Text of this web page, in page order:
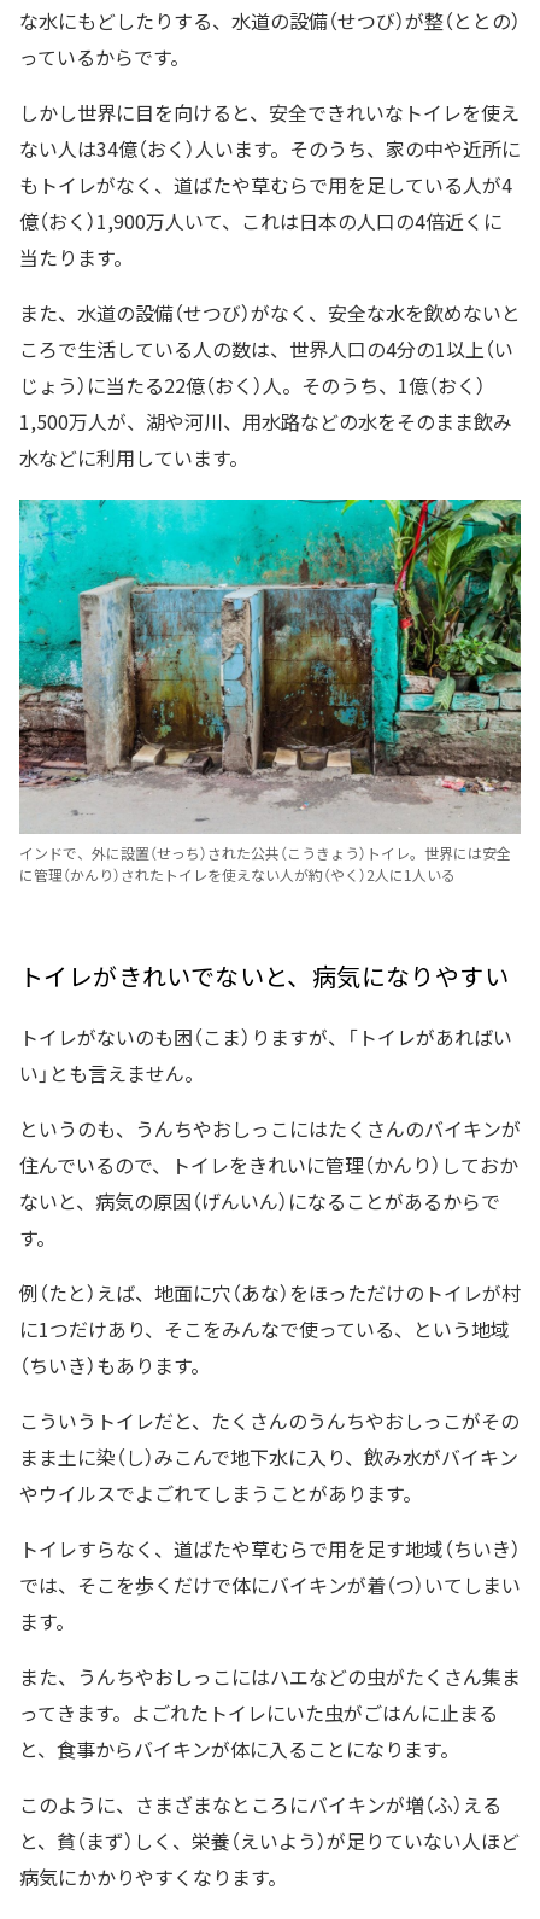
な水にもどしたりする、水道の設備（せつび）が整（ととの）
っているからです。
しかし世界に目を向けると、安全できれいなトイレを使え
ない人は34億（おく）人います。そのうち、家の中や近所に
もトイレがなく、道ばたや草むらで用を足している人が4
億（おく）1,900万人いて、これは日本の人口の4倍近くに
当たります。
また、水道の設備（せつび）がなく、安全な水を飲めないと
ころで生活している人の数は、世界人口の4分の1以上（い
じょう）に当たる22億（おく）人。そのうち、1億（おく）
1,500万人が、湖や河川、用水路などの水をそのまま飲み
水などに利用しています。
インドで、外に設置（せっち）された公共（こうきょう）トイレ。世界には安全
に管理（かんり）されたトイレを使えない人が約（やく）2人に1人いる
トイレがきれいでないと、病気になりやすい
トイレがないのも困（こま）りますが、「トイレがあればい
い」とも言えません。
というのも、うんちやおしっこにはたくさんのバイキンが
住んでいるので、トイレをきれいに管理（かんり）しておか
ないと、病気の原因（げんいん）になることがあるからで
す。
例（たと）えば、地面に穴（あな）をほっただけのトイレが村
に1つだけあり、そこをみんなで使っている、という地域
（ちいき）もあります。
こういうトイレだと、たくさんのうんちやおしっこがその
まま土に染（し）みこんで地下水に入り、飲み水がバイキン
やウイルスでよごれてしまうことがあります。
トイレすらなく、道ばたや草むらで用を足す地域（ちいき）
では、そこを歩くだけで体にバイキンが着（つ）いてしまい
ます。
また、うんちやおしっこにはハエなどの虫がたくさん集ま
ってきます。よごれたトイレにいた虫がごはんに止まる
と、食事からバイキンが体に入ることになります。
このように、さまざまなところにバイキンが増（ふ）える
と、貧（まず）しく、栄養（えいよう）が足りていない人ほど
病気にかかりやすくなります。